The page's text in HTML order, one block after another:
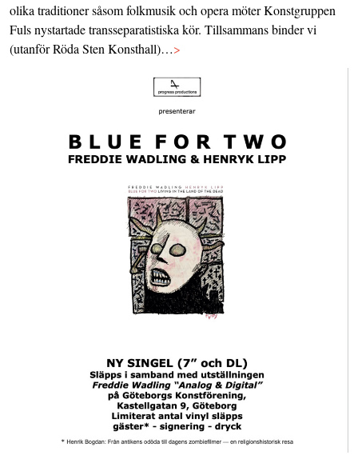
olika traditioner såsom folkmusik och opera möter Konstgruppen
Fuls nystartade transseparatistiska kör. Tillsammans binder vi
(utanför Röda Sten Konsthall)…>